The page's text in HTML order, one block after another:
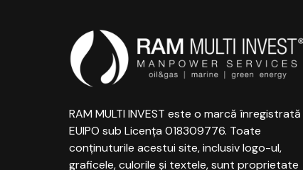
RAM MULTI INVEST este o marcă înregistrată
EUIPO sub Licența 018309776. Toate
conținuturile acestui site, inclusiv logo-ul,
graficele, culorile și textele, sunt proprietate